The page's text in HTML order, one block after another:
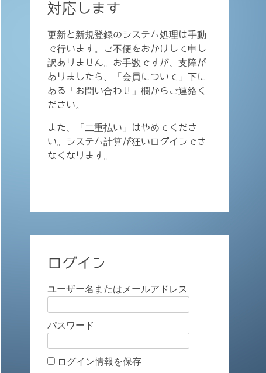
対応します
更新と新規登録のシステム処理は手動
で行います。ご不便をおかけして申し
訳ありません。お手数ですが、支障が
ありましたら、「会員について」下に
ある「お問い合わせ」欄からご連絡く
ださい。
また、「二重払い」はやめてくださ
い。システム計算が狂いログインでき
なくなります。
ログイン
ユーザー名またはメールアドレス
パスワード
ログイン情報を保存